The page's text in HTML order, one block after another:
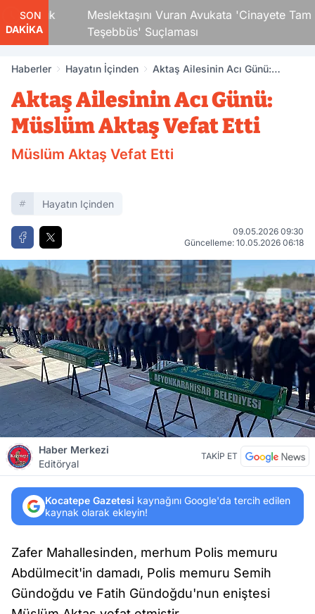
SON
DAKİKA
Meslektaşını Vuran Avukata 'Cinayete Tam
Teşebbüs' Suçlaması
Haberler Hayatın İçinden
Aktaş Ailesinin Acı Günü:
Aktaş Ailesinin Acı Günü:
Müslüm Aktaş Vefat Etti
Müslüm Aktaş Vefat Etti
Hayatın Içinden
09.05.2026 09:30
Güncelleme: 10.05.2026 06:18
Haber Merkezi
Editöryal
TAKİP ET
Kocatepe Gazetesi kaynağını Google'da tercih edilen
kaynak olarak ekleyin!
Zafer Mahallesinden, merhum Polis memuru
Abdülmecit'in damadı, Polis memuru Semih
Gündoğdu ve Fatih Gündoğdu'nun eniştesi